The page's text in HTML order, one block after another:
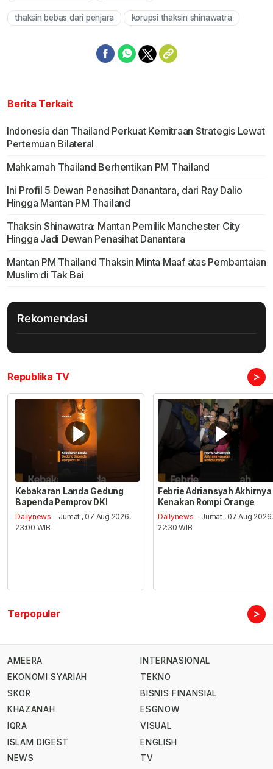
thaksin bebas dari penjara korupsi thaksin shinawatra
Berita Terkait
Indonesia dan Thailand Perkuat Kemitraan Strategis Lewat
Pertemuan Bilateral
Mahkamah Thailand Berhentikan PM Thailand
Ini Profil 5 Dewan Penasihat Danantara, dari Ray Dalio
Hingga Mantan PM Thailand
Thaksin Shinawatra: Mantan Pemilik Manchester City
Hingga Jadi Dewan Penasihat Danantara
Mantan PM Thailand Thaksin Minta Maaf atas Pembantaian
Muslim di Tak Bai
Rekomendasi
Republika TV >
Kebakaran Landa Gedung
Bapenda Pemprov DKI
Dailynews - Jumat , 07 Aug 2026,
23:00 WIB
Febrie Adriansyah Akhirnya
Kenakan Rompi Orange
Dailynews - Jumat , 07 Aug 2026,
22:30 WIB
Terpopuler >
AMEERA
EKONOMI SYARIAH
SKOR
KHAZANAH
IQRA
ISLAM DIGEST
NEWS
INTERNASIONAL
TEKNO
BISNIS FINANSIAL
ESGNOW
VISUAL
ENGLISH
TV